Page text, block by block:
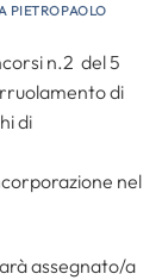
PIETROPAOLO
n.2 del 5
di
di
nel
assegnato/a